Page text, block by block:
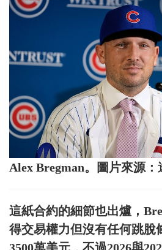
Alex Bregman。圖片來源：
這紙合約的細節也出爐，
得交易權力但沒有任何跳脫